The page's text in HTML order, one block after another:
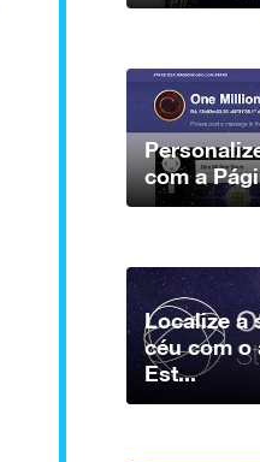
com a
Localize a
céu com o
Est...